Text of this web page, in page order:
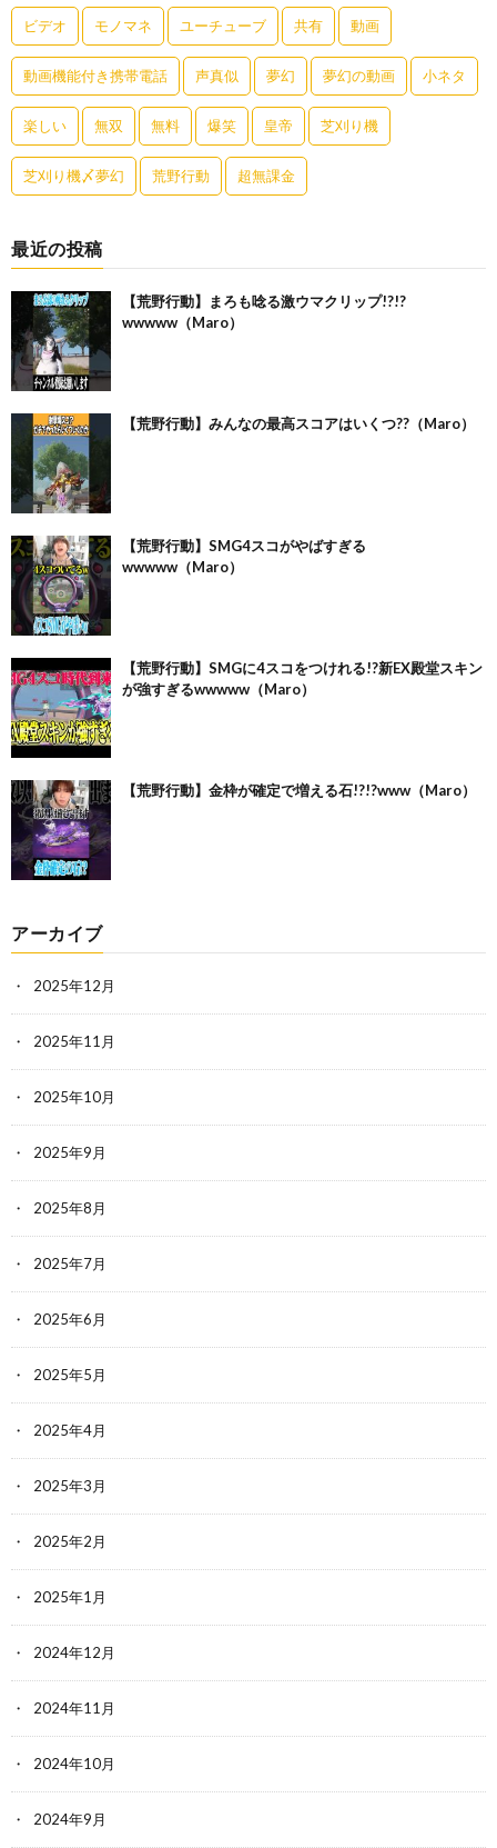
ビデオ モノマネ ユーチューブ 共有 動画
動画機能付き携帯電話 声真似 夢幻 夢幻の動画 小ネタ
楽しい 無双 無料 爆笑 皇帝 芝刈り機
芝刈り機〆夢幻 荒野行動 超無課金
最近の投稿
【荒野行動】まろも唸る激ウマクリップ!?!?
wwwww（Maro）
【荒野行動】みんなの最高スコアはいくつ??（Maro）
【荒野行動】SMG4スコがやばすぎる
wwwww（Maro）
【荒野行動】SMGに4スコをつけれる!?新EX殿堂スキン
が強すぎるwwwww（Maro）
【荒野行動】金枠が確定で増える石!?!?www（Maro）
アーカイブ
2025年12月
2025年11月
2025年10月
2025年9月
2025年8月
2025年7月
2025年6月
2025年5月
2025年4月
2025年3月
2025年2月
2025年1月
2024年12月
2024年11月
2024年10月
2024年9月